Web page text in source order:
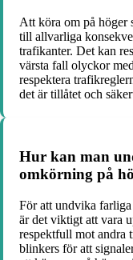
Att köra om på höger
till allvarliga
trafikanter. Det kan
värsta fall olyckor
respektera
det är tillåtet och
Hur kan man
omkörning på
För att undvika
är det viktigt att vara
respektfull mot andra
blinkers för att